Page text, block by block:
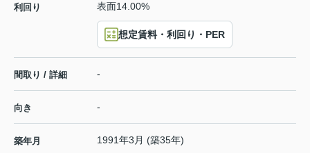
利回り 表面14.00%
想定賃料・利回り・PER
間取り / 詳細 -
向き -
築年月 1991年3月 (築35年)